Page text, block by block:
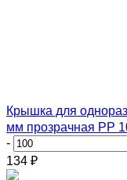
Крышка для
мм прозрачная PP
-
134 ₽